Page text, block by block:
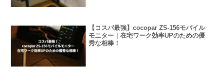
【コスパ最強】cocopar ZS-156モバイル
モニター｜在宅ワーク効率UPのための優
秀な相棒！